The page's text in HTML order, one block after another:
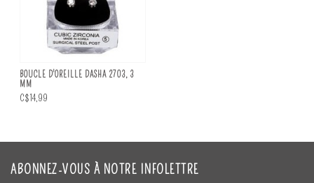
BOUCLE D'OREILLE DASHA 2703, 3
MM
C$14,99
ABONNEZ-VOUS À NOTRE INFOLETTRE